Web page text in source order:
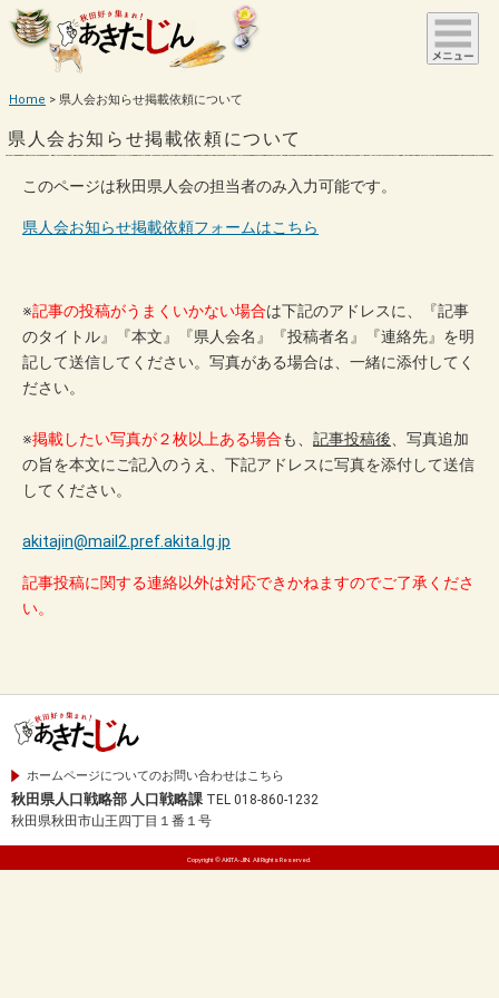
Home 県人会お知らせ掲載依頼について
県人会お知らせ掲載依頼について
このページは秋田県人会の担当者のみ入力可能です。
県人会お知らせ掲載依頼フォームはこちら
※記事の投稿がうまくいかない場合は下記のアドレスに、『記事
のタイトル』『本文』『県人会名』『投稿者名』『連絡先』を明
記して送信してください。写真がある場合は、一緒に添付してく
ださい。
※掲載したい写真が２枚以上ある場合も、 記事投稿後、写真追加
の旨を本文にご記入のうえ、下記アドレスに写真を添付して送信
してください。
akitajin@mail2.pref.akita.lg.jp
記事投稿に関する連絡以外は対応できかねますのでご了承くださ
い。
ホームページについてのお問い合わせはこちら
秋田県人口戦略部 人口戦略課 TEL 018-860-1232
秋田県秋田市山王四丁目１番１号
Copyright © AKITA-JIN. All Rights Reserved.